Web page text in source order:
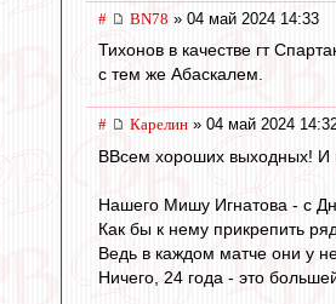
# BN78 » 04 май 2024 14:33
Тихонов в качестве гт
с тем же Абаскалем.
# Карелин » 04 май 2024
ВВсем хороших выходных! И
Нашего Мишу Игнатова - с
Как бы к нему прикрепить
Ведь в каждом матче они у
Ничего, 24 года - это